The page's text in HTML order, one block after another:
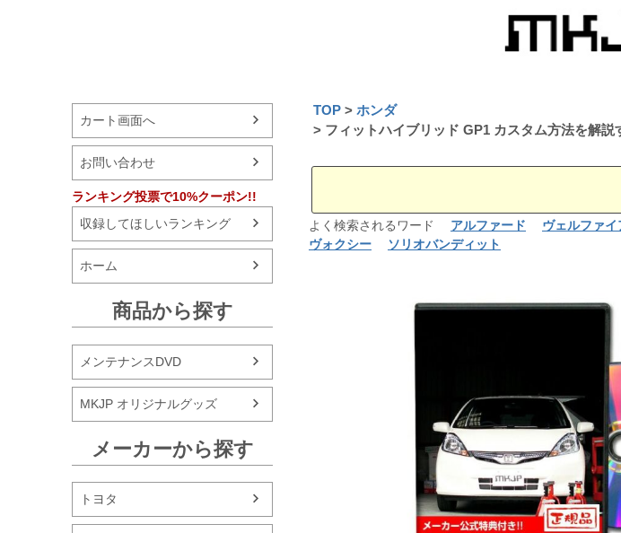
カート画面へ
お問い合わせ
ランキング投票で10%クーポン!!
収録してほしいランキング
ホーム
商品から探す
メンテナンスDVD
MKJP オリジナルグッズ
メーカーから探す
トヨタ
TOP
ホンダ
フィットハイブリッド GP1 カスタム方法を解
よく検索されるワード アルファード ヴェルファイ
ヴォクシー
ソリオバンディット